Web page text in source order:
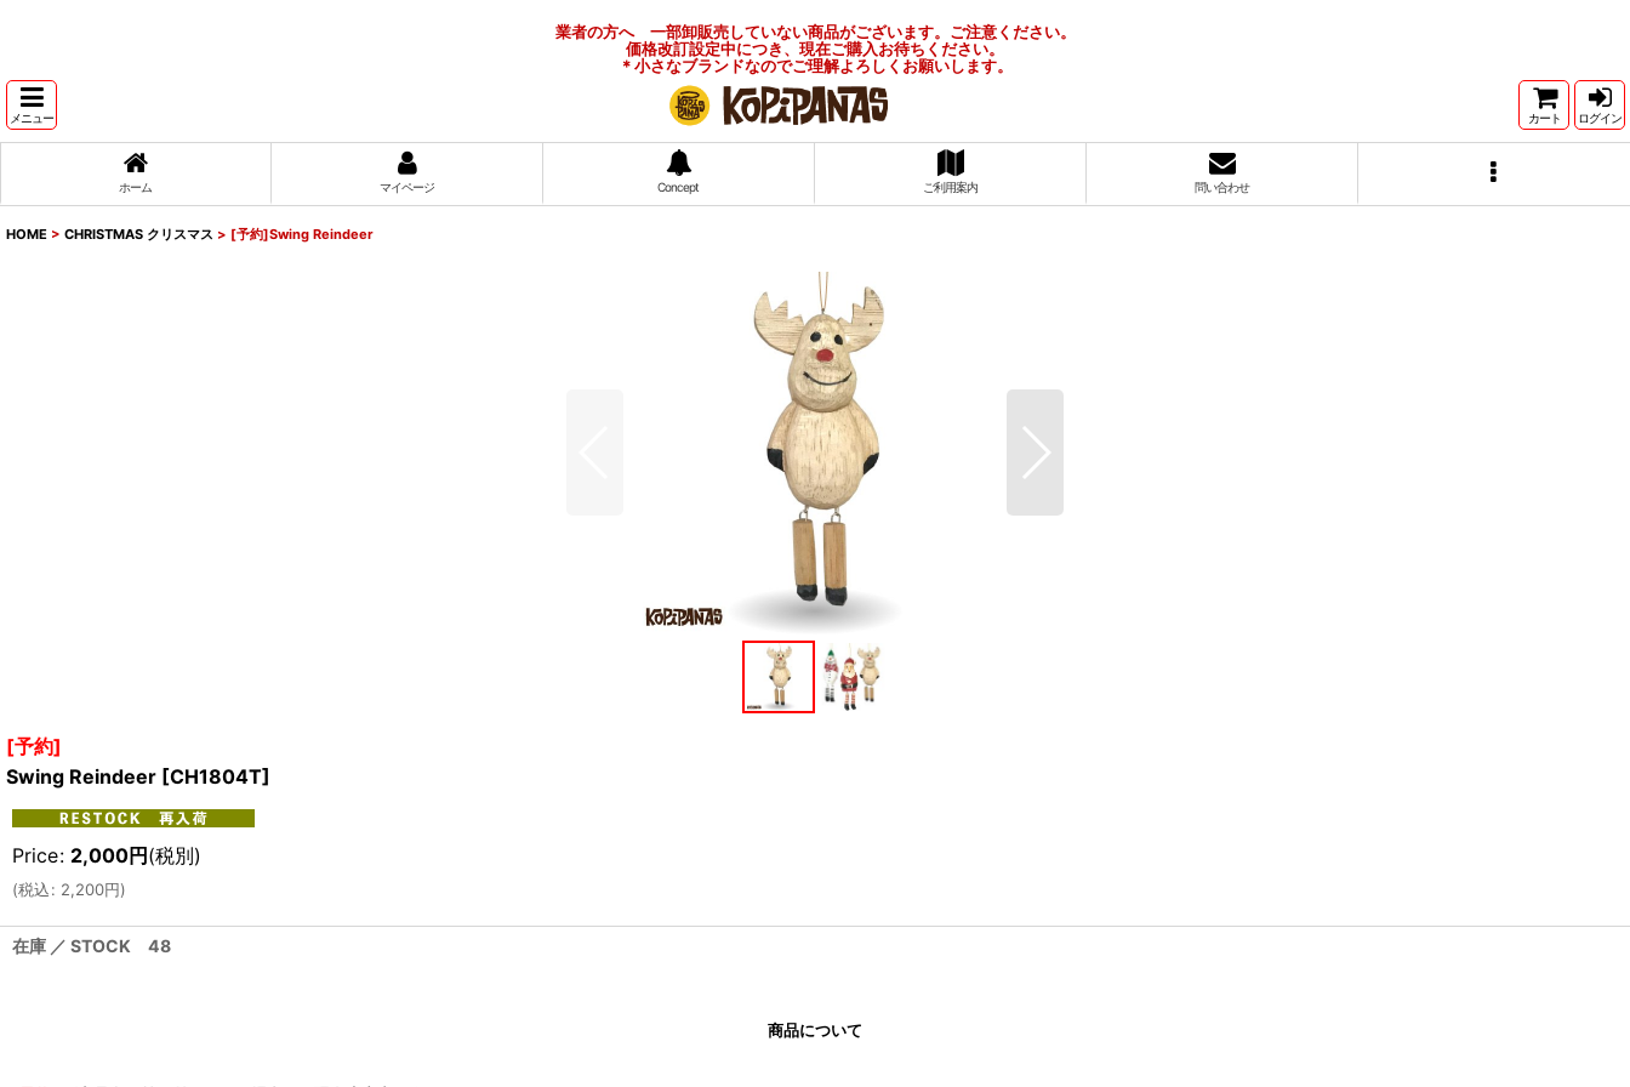
業者の方へ 一部卸販売していない商品がございます。ご注意ください。
価格改訂設定中につき、現在ご購入お待ちください。
＊小さなブランドなのでご理解よろしくお願いします。
メニュー カート ログイン
ホーム マイページ Concept ご利用案内 問い合わせ
HOME > CHRISTMAS クリスマス > [予約]Swing Reindeer
[予約]
Swing Reindeer [CH1804T]
Price: 2,000円 (税別)
(税込: 2,200円)
在庫 ／ STOCK 48
商品について